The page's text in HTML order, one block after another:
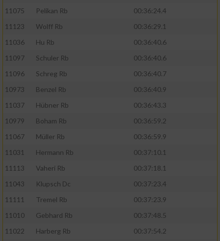
11075
Pelikan Rb
00:36:24.4
11123
Wolff Rb
00:36:29.1
11036
Hu Rb
00:36:40.6
11097
Schuler Rb
00:36:40.6
11096
Schreg Rb
00:36:40.7
10973
Benzel Rb
00:36:40.9
11037
Hübner Rb
00:36:43.3
10979
Boham Rb
00:36:59.2
11067
Müller Rb
00:36:59.9
11031
Hermann Rb
00:37:10.1
11113
Vaheri Rb
00:37:18.1
11043
Klupsch Dc
00:37:23.4
11111
Tremel Rb
00:37:23.9
11010
Gebhard Rb
00:37:48.5
11022
Harberg Rb
00:37:54.2